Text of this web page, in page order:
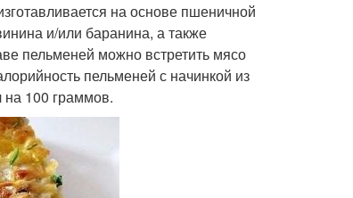
на основе пшеничной
и/или баранина, а также
пельменей можно встретить мясо
пельменей с начинкой из
на 100 граммов.